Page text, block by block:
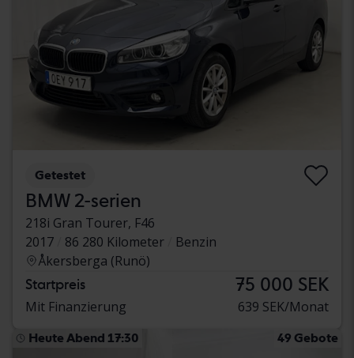
Getestet
BMW 2-serien
218i Gran Tourer, F46
2017
86 280 Kilometer
Benzin
Åkersberga (Runö)
Startpreis 75 000 SEK
Mit Finanzierung 639 SEK/Monat
Heute Abend 17:30 49 Gebote